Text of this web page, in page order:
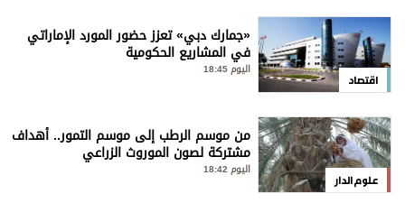
اقتصاد
«جمارك دبي» تعزز حضور المورد الإماراتي
في المشاريع الحكومية
اليوم 18:45
علوم الدار
من موسم الرطب إلى موسم التمور.. أهداف
مشتركة لصون الموروث الزراعي
اليوم 18:42